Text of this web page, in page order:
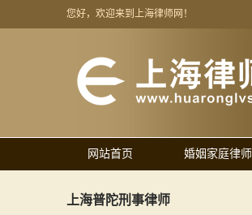
您好，欢迎来到上海律师网！
网站首页 婚姻家庭律师
上海普陀刑事律师